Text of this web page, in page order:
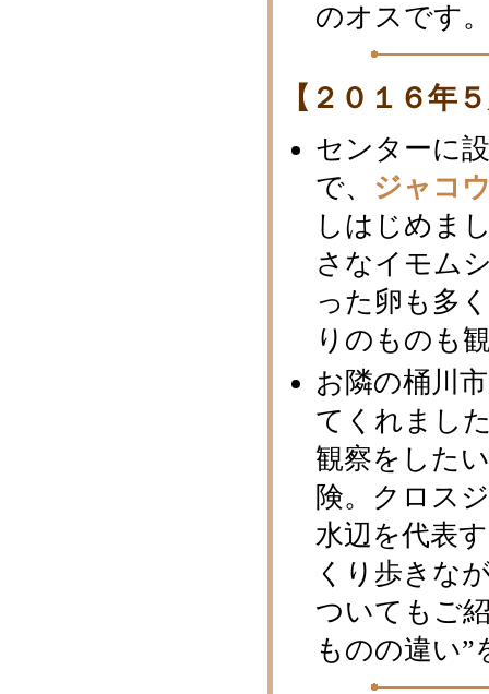
のオスです
【２０１６年
センターに
で、 ジャコ
しはじめま
さなイモム
った卵も多
りのものも
お隣の桶川
てくれまし
観察をした
険。クロス
水辺を代表
くり歩きな
ついてもご
ものの違い”